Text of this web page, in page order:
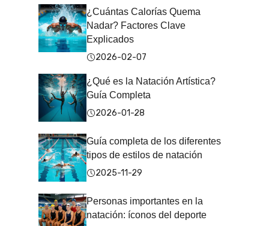
¿Cuántas Calorías Quema
Nadar? Factores Clave
Explicados
2026-02-07
¿Qué es la Natación Artística?
Guía Completa
2026-01-28
Guía completa de los diferentes
tipos de estilos de natación
2025-11-29
Personas importantes en la
natación: íconos del deporte